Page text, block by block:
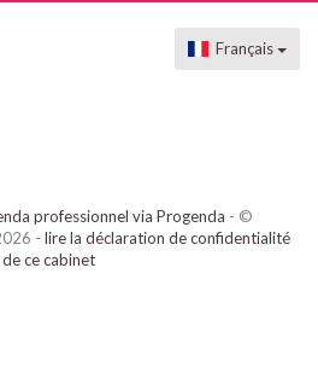
Français
professionnel via Progenda - ©
- lire la déclaration de confidentialité
de ce cabinet